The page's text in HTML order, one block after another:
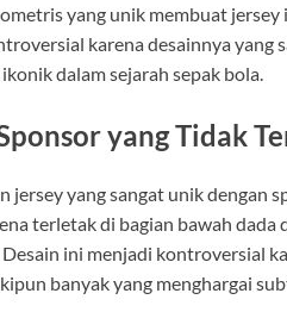
yang unik membuat jersey
karena desainnya yang
dalam sejarah sepak bola.
yang Tidak
jersey yang sangat unik dengan
terletak di bagian bawah dada
ini menjadi kontroversial
banyak yang menghargai